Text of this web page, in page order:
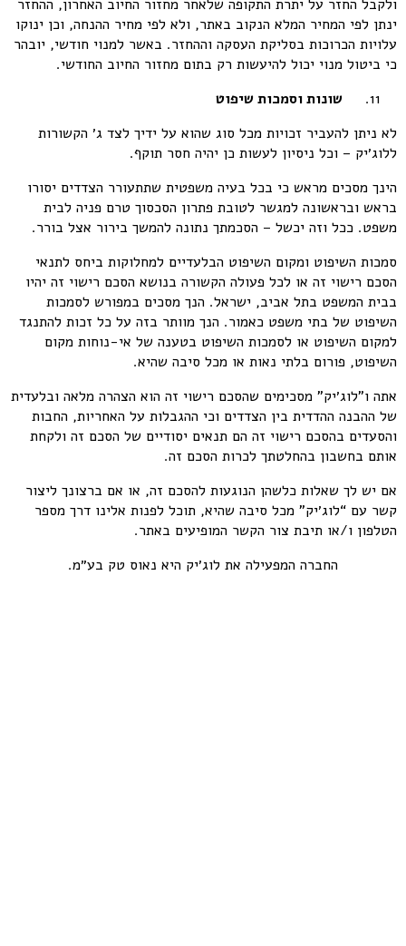
ולקבל החזר על יתרת התקופה שלאחר מחזור החיוב האחרון, ההחזר
ינתן לפי המחיר המלא הנקוב באתר, ולא לפי מחיר ההנחה, וכן ינוקו
עלויות הכרוכות בסליקת העסקה וההחזר. באשר למנוי חודשי, יובהר
כי ביטול מנוי יכול להיעשות רק בתום מחזור החיוב החודשי.
שונות וסמכות שיפוט
לא ניתן להעביר זכויות מכל סוג שהוא על ידיך לצד ג׳ הקשורות
ללוג׳יק – וכל ניסיון לעשות כן יהיה חסר תוקף.
הינך מסכים מראש כי בכל בעיה משפטית שתתעורר הצדדים יסורו
בראש ובראשונה למגשר לטובת פתרון הסכסוך טרם פניה לבית
משפט. ככל וזה יכשל – הסכמתך נתונה להמשך בירור אצל בורר.
סמכות השיפוט ומקום השיפוט הבלעדיים למחלוקות ביחס לתנאי
הסכם רישוי זה או לכל פעולה הקשורה בנושא הסכם רישוי זה יהיו
בבית המשפט בתל אביב, ישראל. הנך מסכים במפורש לסמכות
השיפוט של בתי משפט כאמור. הנך מוותר בזה על כל זכות להתנגד
למקום השיפוט או לסמכות השיפוט בטענה של אי-נוחות מקום
השיפוט, פורום בלתי נאות או מכל סיבה שהיא.
אתה ו”לוג׳יק” מסכימים שהסכם רישוי זה הוא הצהרה מלאה ובלעדית
של ההבנה ההדדית בין הצדדים וכי ההגבלות על האחריות, החבות
והסעדים בהסכם רישוי זה הם תנאים יסודיים של הסכם זה ולקחת
אותם בחשבון בהחלטתך לכרות הסכם זה.
אם יש לך שאלות כלשהן הנוגעות להסכם זה, או אם ברצונך ליצור
קשר עם “לוג׳יק” מכל סיבה שהיא, תוכל לפנות אלינו דרך מספר
הטלפון ו/או תיבת צור הקשר המופיעים באתר.
החברה המפעילה את לוג׳יק היא נאוס טק בע״מ.